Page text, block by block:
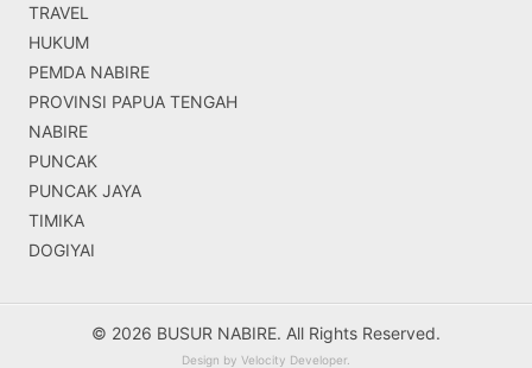
TRAVEL
HUKUM
PEMDA NABIRE
PROVINSI PAPUA TENGAH
NABIRE
PUNCAK
PUNCAK JAYA
TIMIKA
DOGIYAI
© 2026 BUSUR NABIRE. All Rights Reserved.
Design by Velocity Developer